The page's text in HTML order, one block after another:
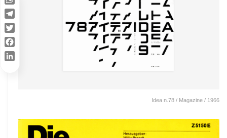
Idea n.78 / Magazine / 1966
WhatsApp
Telegram
Twitter
Facebook